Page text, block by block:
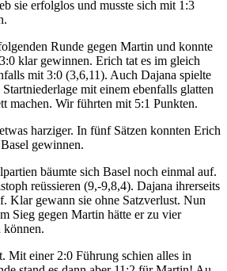
sie erfolglos und musste sich mit 1:3
Runde gegen Martin und konnte
klar gewinnen. Erich tat es im gleich
mit 3:0 (3,6,11). Auch Dajana spielte
mit einem ebenfalls glatten
machen. Wir führten mit 5:1 Punkten.
harziger. In fünf Sätzen konnten Erich
gewinnen.
bäumte sich Basel noch einmal auf.
reüssieren (9,-9,8,4). Dajana ihrerseits
Klar gewann sie ohne Satzverlust. Nun
Sieg gegen Martin hätte er zu vier
können.
Mit einer 2:0 Führung schien alles in